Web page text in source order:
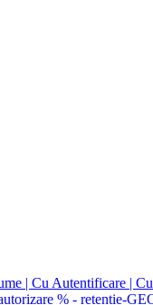
| Cu Autentificare |
% - retenție-